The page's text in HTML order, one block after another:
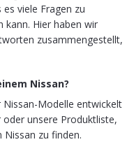
viele Fragen zu
kann. Hier haben wir
zusammengestellt,
Nissan?
Modelle entwickelt
oder unsere Produktliste,
zu finden.